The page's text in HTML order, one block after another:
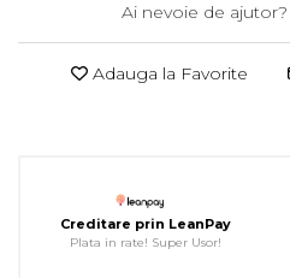
Ai nevoie de ajutor?
Adauga la Favorite
Creditare prin LeanPay
Plata in rate! Super Usor!